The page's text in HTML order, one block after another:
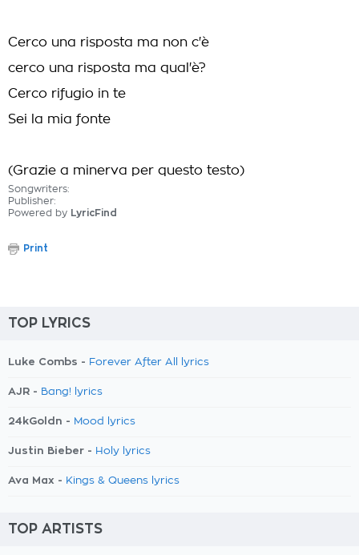
Cerco una risposta ma non c'è
cerco una risposta ma qual'è?
Cerco rifugio in te
Sei la mia fonte
(Grazie a minerva per questo testo)
Songwriters:
Publisher:
Powered by LyricFind
Print
TOP LYRICS
Luke Combs - Forever After All lyrics
AJR - Bang! lyrics
24kGoldn - Mood lyrics
Justin Bieber - Holy lyrics
Ava Max - Kings & Queens lyrics
TOP ARTISTS